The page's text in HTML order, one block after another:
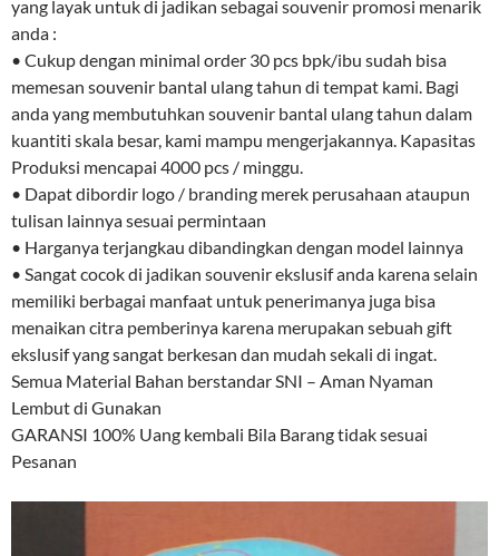
yang layak untuk di jadikan sebagai souvenir promosi menarik
anda :
• Cukup dengan minimal order 30 pcs bpk/ibu sudah bisa
memesan souvenir bantal ulang tahun di tempat kami. Bagi
anda yang membutuhkan souvenir bantal ulang tahun dalam
kuantiti skala besar, kami mampu mengerjakannya. Kapasitas
Produksi mencapai 4000 pcs / minggu.
• Dapat dibordir logo / branding merek perusahaan ataupun
tulisan lainnya sesuai permintaan
• Harganya terjangkau dibandingkan dengan model lainnya
• Sangat cocok di jadikan souvenir ekslusif anda karena selain
memiliki berbagai manfaat untuk penerimanya juga bisa
menaikan citra pemberinya karena merupakan sebuah gift
ekslusif yang sangat berkesan dan mudah sekali di ingat.
Semua Material Bahan berstandar SNI – Aman Nyaman
Lembut di Gunakan
GARANSI 100% Uang kembali Bila Barang tidak sesuai
Pesanan